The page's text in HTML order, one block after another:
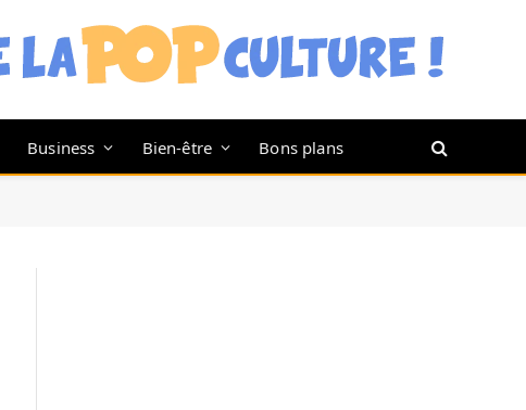
Business Bien-être Bons plans